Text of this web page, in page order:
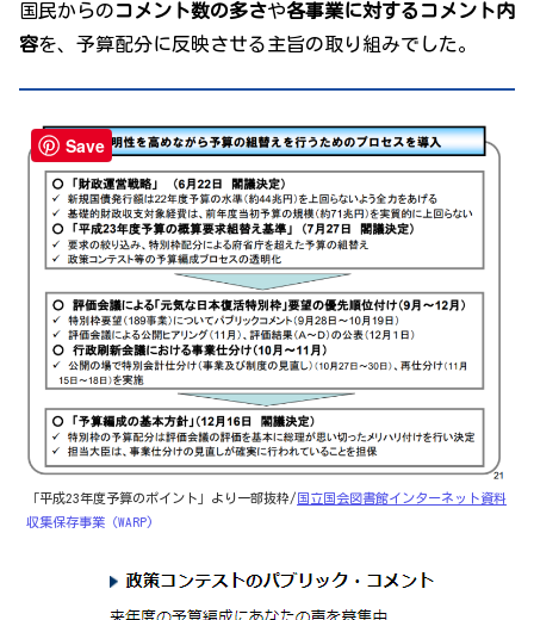
国民からのコメント数の多さや各事業に対するコメント内
容を、予算配分に反映させる主旨の取り組みでした。
「平成23年度予算のポイント」より一部抜粋/国立国会図書館インターネット資料
収集保存事業（WARP)
Save